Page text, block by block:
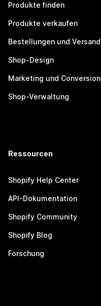
Produkte finden
Produkte verkaufen
Bestellungen und Versand
Shop-Design
Marketing und Conversion
Shop-Verwaltung
Ressourcen
Shopify Help Center
API-Dokumentation
Shopify Community
Shopify Blog
Forschung